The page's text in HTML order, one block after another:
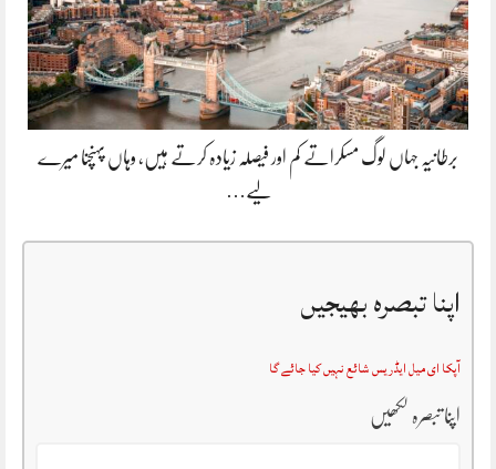
برطانیہ جہاں لوگ مسکراتے کم اور فیصلہ زیادہ کرتے ہیں، وہاں پہنچنا میرے
لیے…
اپنا تبصرہ بھیجیں
آپکا ای میل ایڈریس شائع نہیں کیا جائے گا
اپنا تبصرہ لکھیں